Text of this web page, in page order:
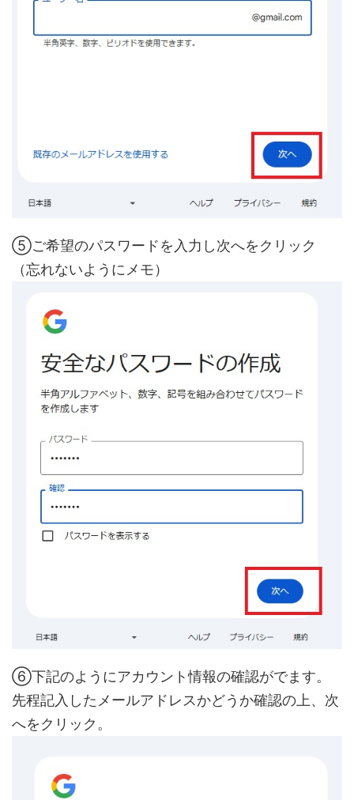
⑤ご希望のパスワードを入力し次へをクリック
（忘れないようにメモ）
⑥下記のようにアカウント情報の確認がでます。
先程記入したメールアドレスかどうか確認の上、次
へをクリック。